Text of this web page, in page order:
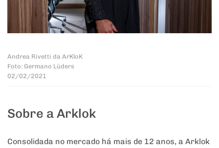
Andrea Rivetti da ArKloK
Foto: Germano Lüders
02/02/2021
Sobre a Arklok
Consolidada no mercado há mais de 12 anos, a Arklok